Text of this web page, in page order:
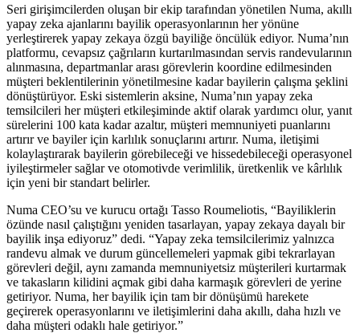
Seri girişimcilerden oluşan bir ekip tarafından yönetilen Numa, akıllı
yapay zeka ajanlarını bayilik operasyonlarının her yönüne
yerleştirerek yapay zekaya özgü bayiliğe öncülük ediyor. Numa’nın
platformu, cevapsız çağrıların kurtarılmasından servis randevularının
alınmasına, departmanlar arası görevlerin koordine edilmesinden
müşteri beklentilerinin yönetilmesine kadar bayilerin çalışma şeklini
dönüştürüyor. Eski sistemlerin aksine, Numa’nın yapay zeka
temsilcileri her müşteri etkileşiminde aktif olarak yardımcı olur, yanıt
sürelerini 100 kata kadar azaltır, müşteri memnuniyeti puanlarını
artırır ve bayiler için karlılık sonuçlarını artırır. Numa, iletişimi
kolaylaştırarak bayilerin görebileceği ve hissedebileceği operasyonel
iyileştirmeler sağlar ve otomotivde verimlilik, üretkenlik ve kârlılık
için yeni bir standart belirler.
Numa CEO’su ve kurucu ortağı Tasso Roumeliotis, “Bayiliklerin
özünde nasıl çalıştığını yeniden tasarlayan, yapay zekaya dayalı bir
bayilik inşa ediyoruz” dedi. “Yapay zeka temsilcilerimiz yalnızca
randevu almak ve durum güncellemeleri yapmak gibi tekrarlayan
görevleri değil, aynı zamanda memnuniyetsiz müşterileri kurtarmak
ve takasların kilidini açmak gibi daha karmaşık görevleri de yerine
getiriyor. Numa, her bayilik için tam bir dönüşümü harekete
geçirerek operasyonlarını ve iletişimlerini daha akıllı, daha hızlı ve
daha müşteri odaklı hale getiriyor.”